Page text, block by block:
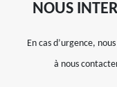
NOUS
En cas d’urgence,
à nous